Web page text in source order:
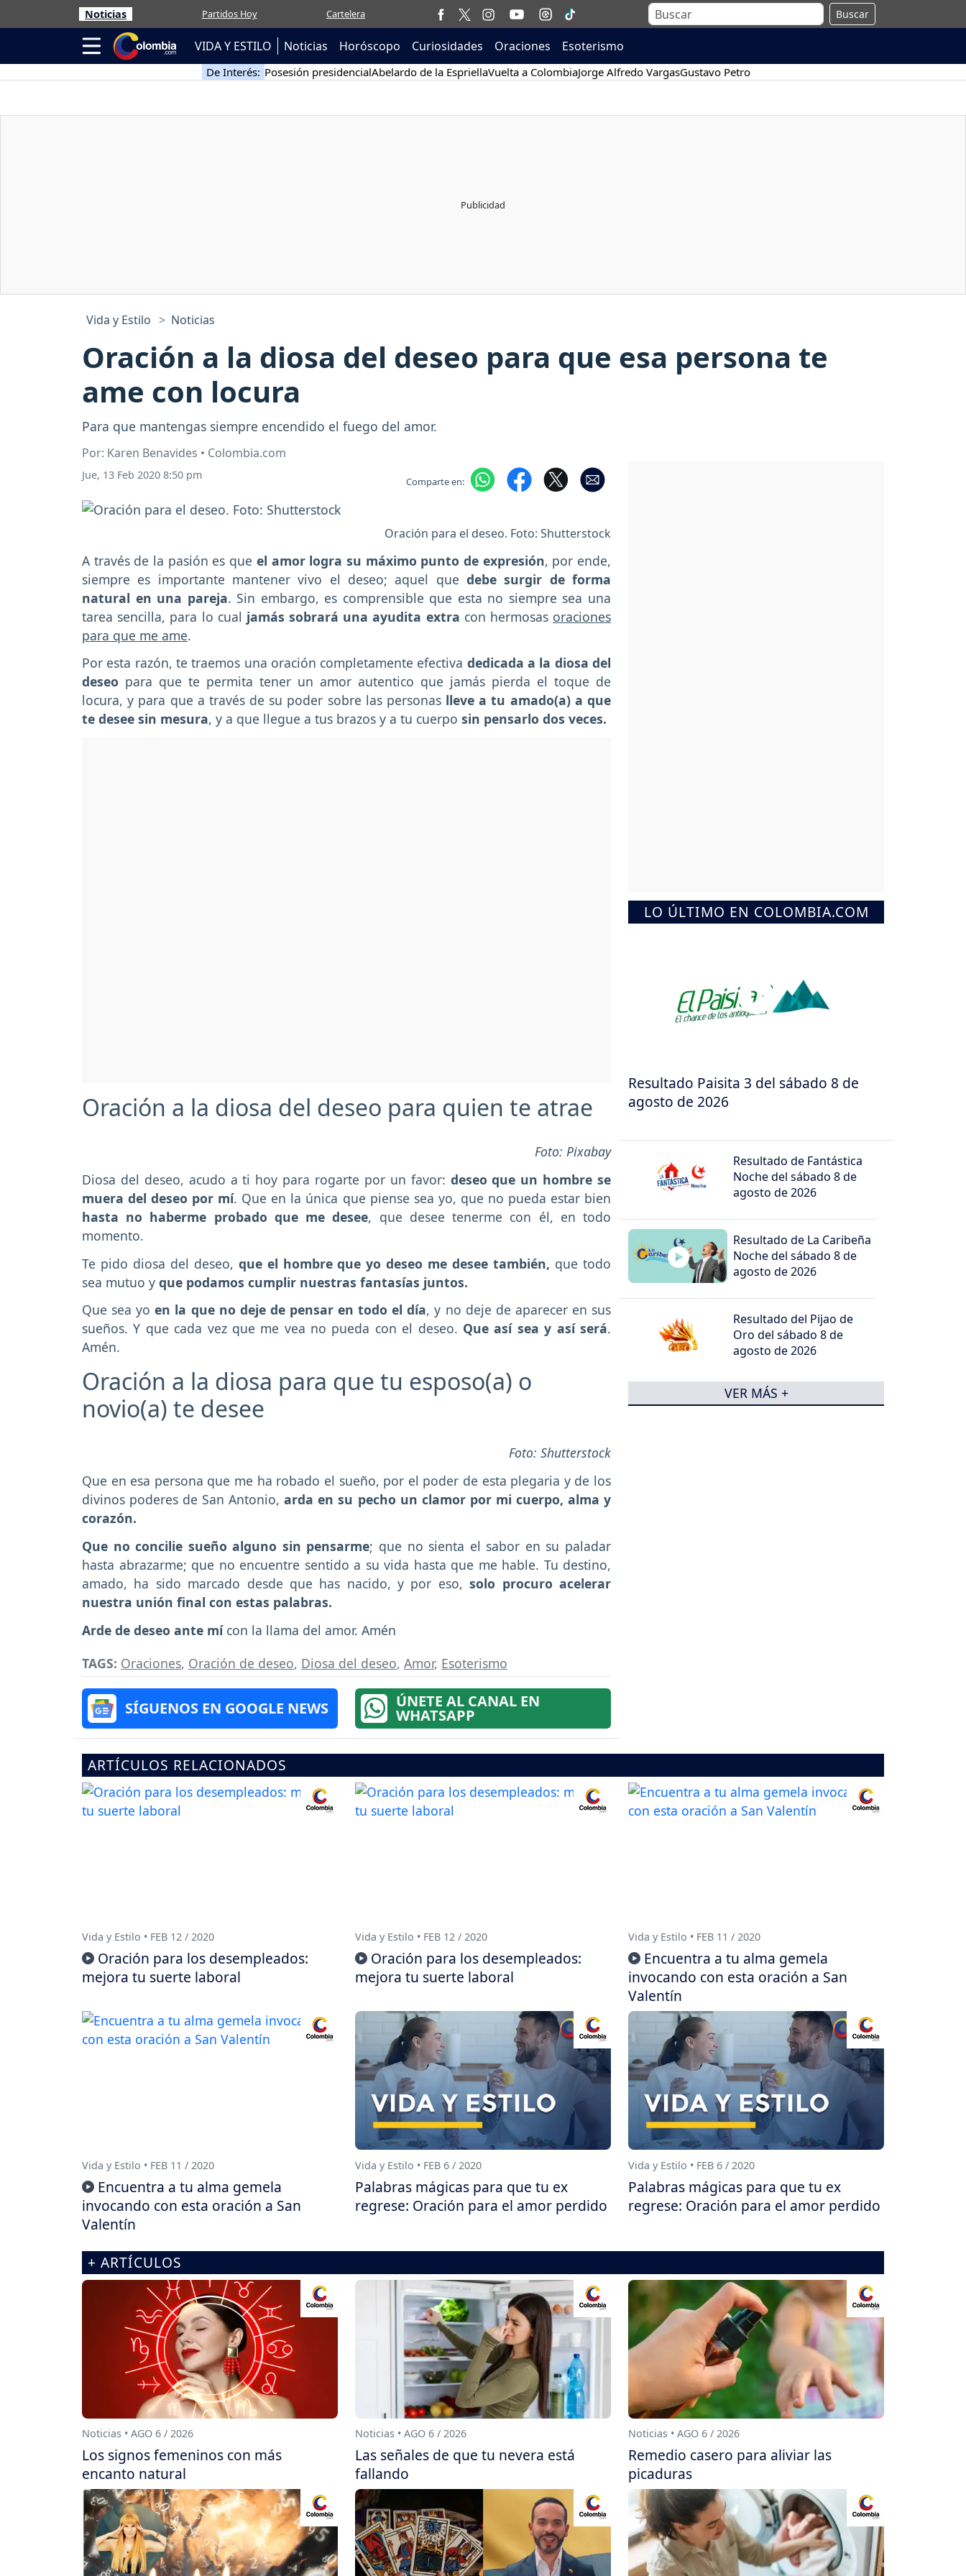
Noticias Partidos Hoy Cartelera Buscar
VIDA Y ESTILO Noticias Horóscopo Curiosidades Oraciones Esoterismo
De Interés: Posesión presidencialAbelardo de la EspriellaVuelta a ColombiaJorge Alfredo VargasGustavo Petro
Vida y Estilo Noticias
Oración a la diosa del deseo para que esa persona te
ame con locura
Para que mantengas siempre encendido el fuego del amor.
Por: Karen Benavides • Colombia.com
Jue, 13 Feb 2020 8:50 pm Comparte en:
Oración para el deseo. Foto: Shutterstock
A través de la pasión es que el amor logra su máximo punto de expresión, por ende,
siempre es importante mantener vivo el deseo; aquel que debe surgir de forma
natural en una pareja. Sin embargo, es comprensible que esta no siempre sea una
tarea sencilla, para lo cual jamás sobrará una ayudita extra con hermosas oraciones
para que me ame.
Por esta razón, te traemos una oración completamente efectiva dedicada a la diosa del
deseo para que te permita tener un amor autentico que jamás pierda el toque de
locura, y para que a través de su poder sobre las personas lleve a tu amado(a) a que
te desee sin mesura, y a que llegue a tus brazos y a tu cuerpo sin pensarlo dos veces.
Oración a la diosa del deseo para quien te atrae
Foto: Pixabay
Diosa del deseo, acudo a ti hoy para rogarte por un favor: deseo que un hombre se
muera del deseo por mí. Que en la única que piense sea yo, que no pueda estar bien
hasta no haberme probado que me desee, que desee tenerme con él, en todo
momento.
Te pido diosa del deseo, que el hombre que yo deseo me desee también, que todo
sea mutuo y que podamos cumplir nuestras fantasías juntos.
Que sea yoen la que no deje de pensar en todo el día, y no deje de aparecer en sus
sueños. Y que cada vez que me vea no pueda con el deseo. Que así sea y así será.
Amén.
Oración a la diosa para que tu esposo(a) o
novio(a) te desee
Foto: Shutterstock
Que en esa persona que me ha robado el sueño, por el poder de esta plegaria y de los
divinos poderes de San Antonio,arda en su pecho un clamor por mi cuerpo, alma y
corazón.
Que no concilie sueño alguno sin pensarme; que no sienta el sabor en su paladar
hasta abrazarme; que no encuentre sentido a su vida hasta que me hable. Tu destino,
amado, ha sido marcado desde que has nacido, y por eso,solo procuro acelerar
nuestra unión final con estas palabras.
Arde de deseo ante mícon la llama del amor. Amén
TAGS: Oraciones, Oración de deseo, Diosa del deseo, Amor, Esoterismo
SÍGUENOS EN GOOGLE NEWS ÚNETE AL CANAL EN
WHATSAPP
LO ÚLTIMO EN COLOMBIA.COM
Resultado Paisita 3 del sábado 8 de
agosto de 2026
Resultado de Fantástica
Noche del sábado 8 de
agosto de 2026
Resultado de La Caribeña
Noche del sábado 8 de
agosto de 2026
Resultado del Pijao de
Oro del sábado 8 de
agosto de 2026
VER MÁS +
ARTÍCULOS RELACIONADOS
Vida y Estilo • FEB 12 / 2020
Oración para los desempleados:
mejora tu suerte laboral
Vida y Estilo • FEB 12 / 2020
Oración para los desempleados:
mejora tu suerte laboral
Vida y Estilo • FEB 11 / 2020
Encuentra a tu alma gemela
invocando con esta oración a San
Valentín
Vida y Estilo • FEB 11 / 2020
Encuentra a tu alma gemela
invocando con esta oración a San
Valentín
Vida y Estilo • FEB 6 / 2020
Palabras mágicas para que tu ex
regrese: Oración para el amor perdido
Vida y Estilo • FEB 6 / 2020
Palabras mágicas para que tu ex
regrese: Oración para el amor perdido
+ ARTÍCULOS
Noticias • AGO 6 / 2026
Los signos femeninos con más
encanto natural
Noticias • AGO 6 / 2026
Las señales de que tu nevera está
fallando
Noticias • AGO 6 / 2026
Remedio casero para aliviar las
picaduras